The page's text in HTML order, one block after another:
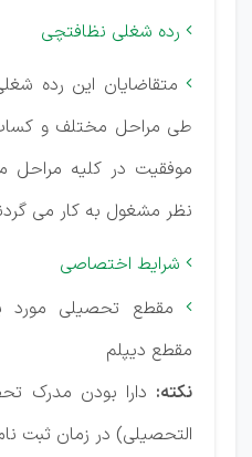
 رده شغلی نظافتچی
 متقاضایان این رده
طی مراحل مختلف و
موفقیت در کلیه مراحل
نظر مشغول به کار می
 شرایط اختصاصی

مقطع تحصیلی مورد
مقطع دیپلم
نکته: دارا بودن مدرک
التحصیلی) در زمان ثبت